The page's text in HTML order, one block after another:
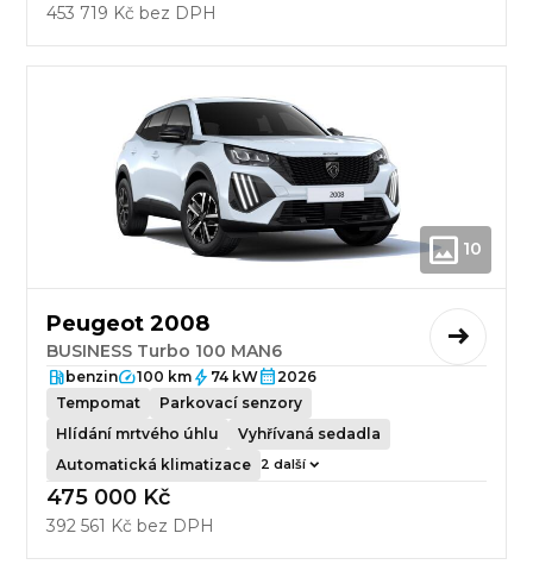
453 719 Kč bez DPH
10
Peugeot 2008
BUSINESS Turbo 100 MAN6
benzin 100 km 74 kW
2026
Tempomat
Parkovací senzory
Hlídání mrtvého úhlu
Vyhřívaná sedadla
Automatická klimatizace
2 další
475 000 Kč
392 561 Kč bez DPH